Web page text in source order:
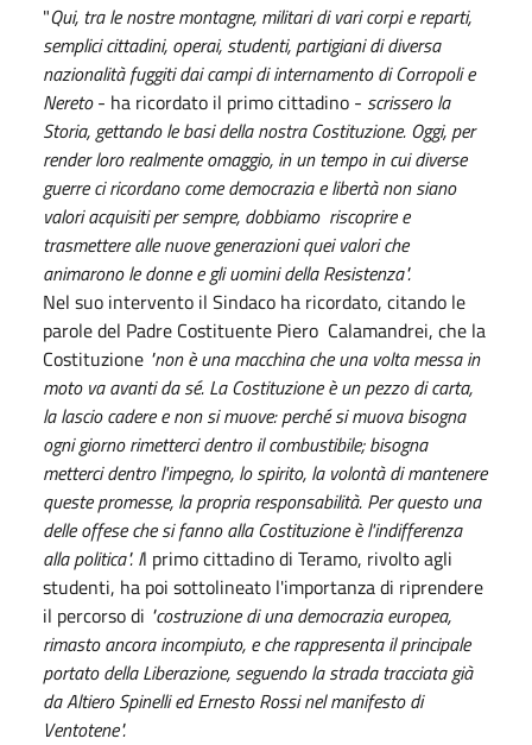
"Qui, tra le nostre montagne, militari di vari corpi e reparti,
semplici cittadini, operai, studenti, partigiani di diversa
nazionalità fuggiti dai campi di internamento di Corropoli e
Nereto- ha ricordato il primo cittadino - scrissero la
Storia, gettando le basi della nostra Costituzione. Oggi, per
render loro realmente omaggio, in un tempo in cui diverse
guerre ci ricordano come democrazia e libertà non siano
valori acquisiti per sempre, dobbiamo riscoprire e
trasmettere alle nuove generazioni quei valori che
animarono le donne e gli uomini della Resistenza".
Nel suo intervento il Sindaco ha ricordato, citando le
parole del Padre Costituente Piero Calamandrei, che la
Costituzione "non è una macchina che una volta messa in
moto va avanti da sé. La Costituzione è un pezzo di carta,
la lascio cadere e non si muove: perché si muova bisogna
ogni giorno rimetterci dentro il combustibile; bisogna
metterci dentro l'impegno, lo spirito, la volontà di mantenere
queste promesse, la propria responsabilità. Per questo una
delle offese che si fanno alla Costituzione è l'indifferenza
alla politica". Il primo cittadino di Teramo, rivolto agli
studenti, ha poi sottolineato l'importanza di riprendere
il percorso di "costruzione di una democrazia europea,
rimasto ancora incompiuto, e che rappresenta il principale
portato della Liberazione, seguendo la strada tracciata già
da Altiero Spinelli ed Ernesto Rossi nel manifesto di
Ventotene".